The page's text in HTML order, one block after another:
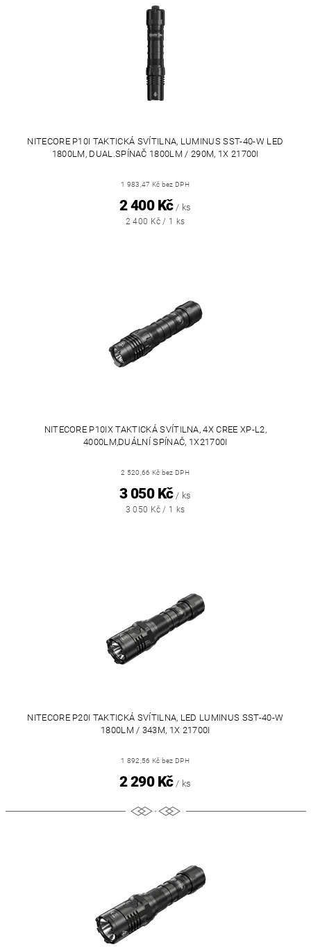
NITECORE P10I TAKTICKÁ SVÍTILNA, LUMINUS SST-40-W LED
1800LM, DUAL.SPÍNAČ 1800LM / 290M, 1X 21700I
1 983,47 Kč bez DPH
2 400 Kč / ks
2 400 Kč / 1 ks
NITECORE P10IX TAKTICKÁ SVÍTILNA, 4X CREE XP-L2,
4000LM,DUÁLNÍ SPÍNAČ, 1X21700I
2 520,66 Kč bez DPH
3 050 Kč / ks
3 050 Kč / 1 ks
NITECORE P20I TAKTICKÁ SVÍTILNA, LED LUMINUS SST-40-W
1800LM / 343M, 1X 21700I
1 892,56 Kč bez DPH
2 290 Kč / ks